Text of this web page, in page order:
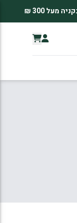
מעל 300 ₪